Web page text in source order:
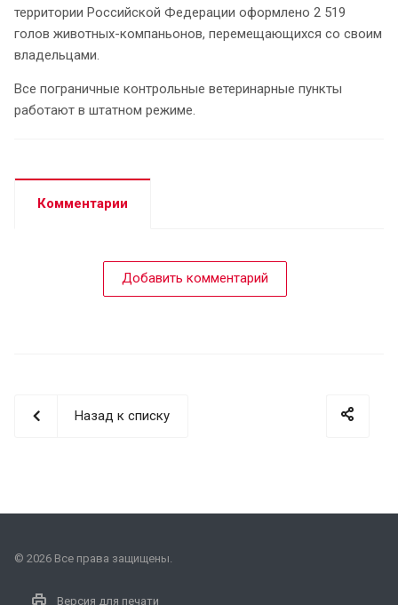
территории Российской Федерации оформлено 2 519
голов животных-компаньонов, перемещающихся со своим
владельцами.
Все пограничные контрольные ветеринарные пункты
работают в штатном режиме.
Комментарии
Добавить комментарий
Назад к списку
© 2026 Все права защищены.
Версия для печати